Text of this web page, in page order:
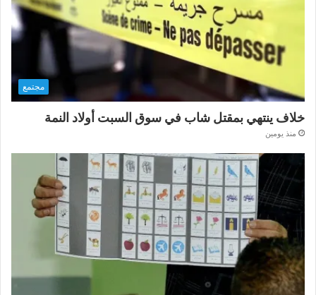
مجتمع
خلاف ينتهي بمقتل شاب في سوق السبت أولاد النمة
منذ يومين